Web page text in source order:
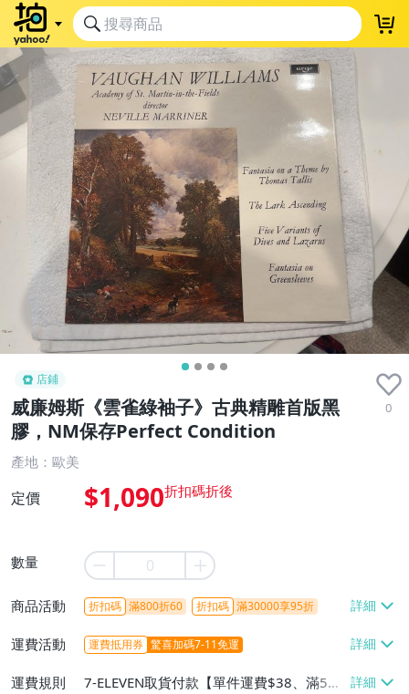
店鋪
威廉姆斯《雲雀綠袖子》古典精雕首版黑
膠，NM保存Perfect Condition
0
產地：歐美
定價 $1,090
數量
商品活動 折扣碼 滿800折60 折扣碼 滿30000享95折
運費活動 運費抵用券 驚喜加碼7-11免運
運費規則
7-ELEVEN取貨付款【單件運費$38、滿5件